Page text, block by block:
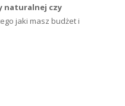
naturalnej czy
jaki masz budżet i